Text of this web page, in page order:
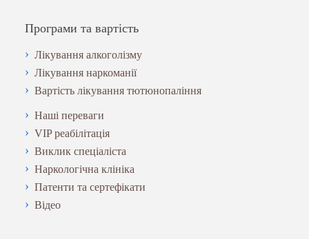
Програми та вартість
Лікування алкоголізму
Лікування наркоманії
Вартість лікування тютюнопаління
Наші переваги
VIP реабілітація
Виклик спеціаліста
Наркологічна клініка
Патенти та сертефікати
Відео